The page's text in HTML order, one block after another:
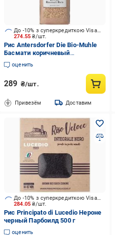
274.55₴/шт.
До -10% з суперкредиткою Visa Вигода
Рис Antersdorfer Die Bio-Muhle
Басмати коричневый
органический 500 г
оценить
289 ₴/шт.
Привезём Доставим
284.05₴/шт.
До -10% з суперкредиткою Visa Вигода
Рис Principato di Lucedio Нероне
черный Парбоилд 500 г
оценить